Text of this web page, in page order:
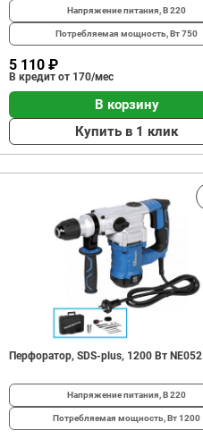
Напряжение питания, В220
Потребляемая мощность, Вт750
5 110 ₽
В кредит от 170/мес
В корзину
Купить в 1 клик
Перфоратор, SDS-plus, 1200 Вт NE052
Напряжение питания, В220
Потребляемая мощность, Вт1200